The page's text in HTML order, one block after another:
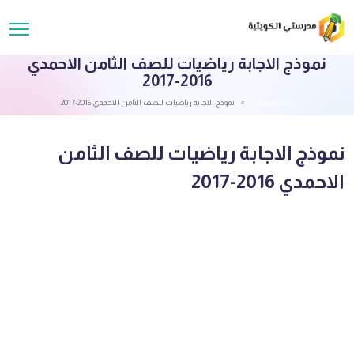
نموذج الاجابة رياضيات للصف الثامن الاحمدي
2016-2017
نموذج الاجابة رياضيات للصف الثامن الاحمدي 2016-2017
نموذج الاجابة رياضيات للصف الثامن
الاحمدي 2016-2017